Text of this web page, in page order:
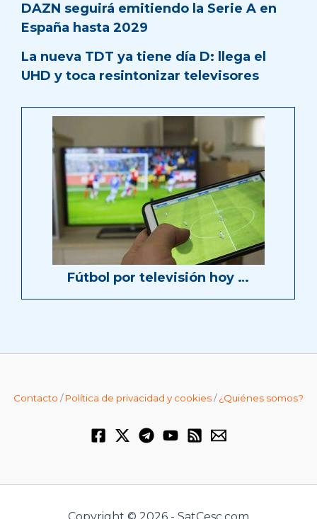
DAZN seguirá emitiendo la Serie A en
España hasta 2029
La nueva TDT ya tiene día D: llega el
UHD y toca resintonizar televisores
Fútbol por televisión hoy …
Contacto /Política de privacidad y cookies/¿Quiénes somos?